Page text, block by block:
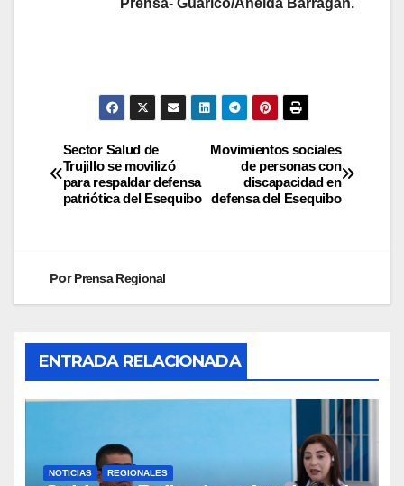
Prensa- Guárico/Aneida Barragán.
Movimientos sociales
de personas con
discapacidad en
defensa del Esequibo
Sector Salud de
Trujillo se movilizó
para respaldar defensa
patriótica del Esequibo
PorPrensa Regional
ENTRADA RELACIONADA
NOTICIAS REGIONALES